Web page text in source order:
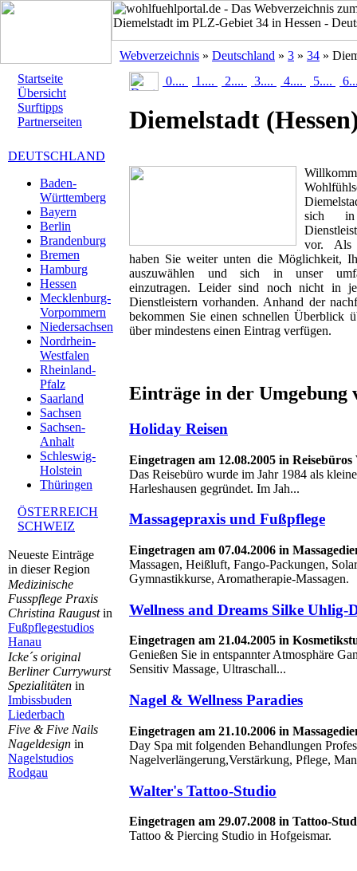
Webverzeichnis » Deutschland » 3 » 34 »
Startseite
Übersicht
Surftipps
Partnerseiten
DEUTSCHLAND
Baden-
Württemberg
Bayern
Berlin
Brandenburg
Bremen
Hamburg
Hessen
Mecklenburg-
Vorpommern
Niedersachsen
Nordrhein-
Westfalen
Rheinland-
Pfalz
Saarland
Sachsen
Sachsen-
Anhalt
Schleswig-
Holstein
Thüringen
ÖSTERREICH
SCHWEIZ
Neueste Einträge
in dieser Region
Medizinische
Fusspflege Praxis
Christina Raugustin
Fußpflegestudios
Hanau
Icke´s original
Berliner Currywurst
Spezialitäten in
Imbissbuden
Liederbach
Five & Five Nails
Nageldesign in
Nagelstudios
Rodgau
0.... 1.... 2.... 3.... 4.... 5....
Diemelstadt
sich in
vor. Als
haben Sie weiter unten die Möglichkeit,
auszuwählen und sich in unser
einzutragen. Leider sind noch nicht in
Dienstleistern vorhanden. Anhand der
bekommen Sie einen schnellen Überblick
über mindestens einen Eintrag verfügen.
Einträge in der Umgebung
Holiday Reisen
Eingetragen am 12.08.2005 in
Das Reisebüro wurde im Jahr 1984 als
Harleshausen gegründet. Im Jah...
Massagepraxis und Fußpflege
Eingetragen am 07.04.2006 in
Massagen, Heißluft, Fango-Packungen,
Gymnastikkurse, Aromatherapie-Massagen.
Wellness and Dreams Silke Uhlig-
Eingetragen am 21.04.2005 in
Genießen Sie in entspannter Atmosphäre
Sensitiv Massage, Ultraschall...
Nagel & Wellness Paradies
Eingetragen am 21.10.2006 in
Day Spa mit folgenden Behandlungen
Nagelverlängerung,Verstärkung, Pflege,
Walter's Tattoo-Studio
Eingetragen am 29.07.2008 in Tattoo-
Tattoo & Piercing Studio in Hofgeismar.